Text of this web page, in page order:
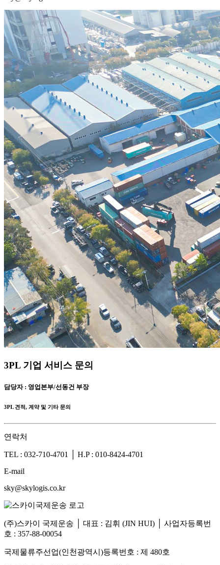
3PL 기업 서비스 문의
담당자 : 영업본부/선동건 부장
3PL 견적, 계약 및 기타 문의
연락처
TEL : 032-710-4701 │ H.P : 010-8424-4701
E-mail
sky@skylogis.co.kr
(주)스카이 국제운송 │ 대표 : 김휘 (JIN HUI) │ 사업자등록번
호 : 357-88-00054
국제물류주선업(인천광역시)등록번호 : 제 480호